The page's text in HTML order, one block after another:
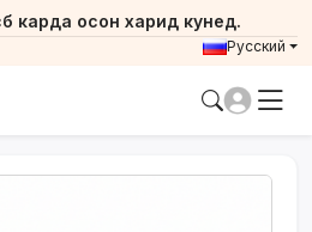
карда осон харид кунед.
Русский